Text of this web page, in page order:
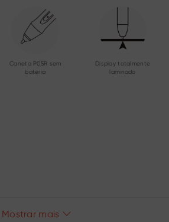
Caneta P05R sem
bateria
Display totalmente
laminado
Mostrar mais